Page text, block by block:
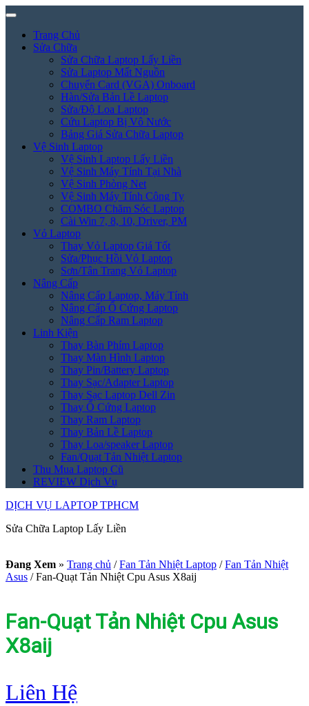
Trang Chủ
Sửa Chữa
Sửa Chữa Laptop Lấy Liền
Sửa Laptop Mất Nguồn
Chuyển Card (VGA) Onboard
Hàn/Sửa Bản Lề Laptop
Sửa/Độ Loa Laptop
Cứu Laptop Bị Vô Nước
Bảng Giá Sửa Chữa Laptop
Vệ Sinh Laptop
Vệ Sinh Laptop Lấy Liền
Vệ Sinh Máy Tính Tại Nhà
Vệ Sinh Phòng Net
Vệ Sinh Máy Tính Công Ty
COMBO Chăm Sóc Laptop
Cài Win 7, 8, 10, Driver, PM
Vỏ Laptop
Thay Vỏ Laptop Giá Tốt
Sửa/Phục Hồi Vỏ Laptop
Sơn/Tân Trang Vỏ Laptop
Nâng Cấp
Nâng Cấp Laptop, Máy Tính
Nâng Cấp Ổ Cứng Laptop
Nâng Cấp Ram Laptop
Linh Kiện
Thay Bàn Phím Laptop
Thay Màn Hình Laptop
Thay Pin/Battery Laptop
Thay Sạc/Adapter Laptop
Thay Sạc Laptop Dell Zin
Thay Ổ Cứng Laptop
Thay Ram Laptop
Thay Bản Lề Laptop
Thay Loa/speaker Laptop
Fan/Quạt Tản Nhiệt Laptop
Thu Mua Laptop Cũ
REVIEW Dịch Vụ
DỊCH VỤ LAPTOP TPHCM
Sửa Chữa Laptop Lấy Liền
Đang Xem » Trang chủ / Fan Tản Nhiệt Laptop / Fan Tản Nhiệt
Asus /Fan-Quạt Tản Nhiệt Cpu Asus X8aij
Fan-Quạt Tản Nhiệt Cpu Asus
X8aij
Liên Hệ